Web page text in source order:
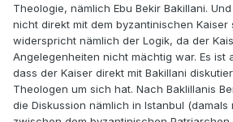
Theologie, nämlich Ebu Bekir Bakillani.
nicht direkt mit dem byzantinischen Kaiser
widerspricht nämlich der Logik, da der
Angelegenheiten nicht mächtig war. Es ist
dass der Kaiser direkt mit Bakillani
Theologen um sich hat. Nach Baklillanis
die Diskussion nämlich in Istanbul (damals